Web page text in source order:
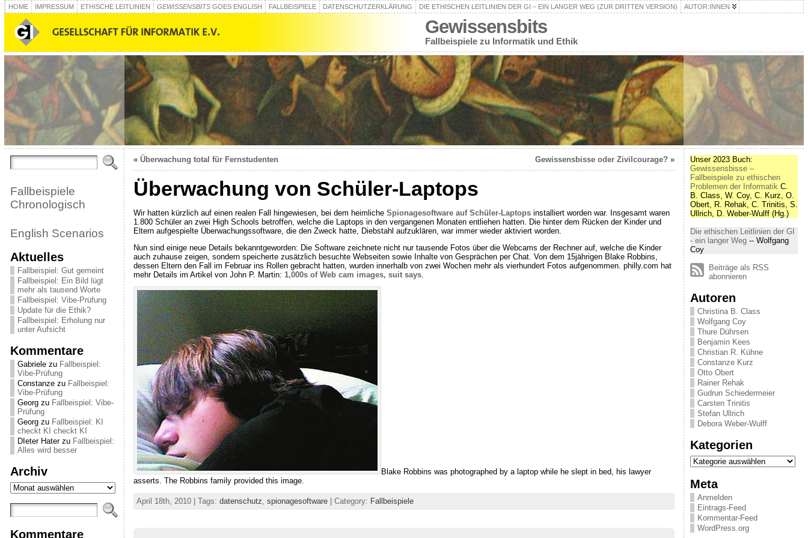
HOME IMPRESSUM ETHISCHE LEITLINIEN GEWISSENSBITSGOES ENGLISH FALLBEISPIELE DATENSCHUTZERKLÄRUNG DIE ETHISCHEN LEITLINIEN DER GI – EIN LANGER WEG (ZUR DRITTEN VERSION) AUTOR:INNEN
Gewissensbits
Fallbeispiele zu Informatik und Ethik
Fallbeispiele
Chronologisch
English Scenarios
Aktuelles
Fallbeispiel: Gut gemeint
Fallbeispiel: Ein Bild lügt
mehr als tausend Worte
Fallbeispiel: Vibe-Prüfung
Update für die Ethik?
Fallbeispiel: Erholung nur
unter Aufsicht
Kommentare
Gabrielezu Fallbeispiel:
Vibe-Prüfung
Constanzezu Fallbeispiel:
Vibe-Prüfung
Georgzu Fallbeispiel: Vibe-
Prüfung
Georgzu Fallbeispiel: KI
checkt KI checkt KI
DIeter Haterzu Fallbeispiel:
Alles wird besser
Archiv
Archiv
Kommentare
« Überwachung total für Fernstudenten Gewissensbisse oder Zivilcourage? »
Überwachung von Schüler-Laptops
Wir hatten kürzlich auf einen realen Fall hingewiesen, bei dem heimliche Spionagesoftware auf Schüler-Laptopsinstalliert worden war. Insgesamt waren
1.800 Schüler an zwei High Schools betroffen, welche die Laptops in den vergangenen Monaten entliehen hatten. Die hinter dem Rücken der Kinder und
Eltern aufgespielte Überwachungssoftware, die den Zweck hatte, Diebstahl aufzuklären, war immer wieder aktiviert worden.
Nun sind einige neue Details bekanntgeworden: Die Software zeichnete nicht nur tausende Fotos über die Webcams der Rechner auf, welche die Kinder
auch zuhause zeigen, sondern speicherte zusätzlich besuchte Webseiten sowie Inhalte von Gesprächen per Chat. Von dem 15jährigen Blake Robbins,
dessen Eltern den Fall im Februar ins Rollen gebracht hatten, wurden innerhalb von zwei Wochen mehr als vierhundert Fotos aufgenommen. philly.com hat
mehr Details im Artikel von John P. Martin: 1,000s of Web cam images, suit says.
Blake Robbins was photographed by a laptop while he slept in bed, his lawyer
asserts. The Robbins family provided this image.
April 18th, 2010 | Tags: datenschutz, spionagesoftware| Category: Fallbeispiele
Unser 2023 Buch:
Gewissensbisse –
Fallbeispiele zu ethischen
Problemen der InformatikC.
B. Class, W. Coy, C. Kurz, O.
Obert, R. Rehak, C. Trinitis, S.
Ullrich, D. Weber-Wulff (Hg.)
Die ethischen Leitlinien der GI
- ein langer Weg-- Wolfgang
Coy
Beiträge als RSS
abonnieren
Autoren
Christina B. Class
Wolfgang Coy
Thure Dührsen
Benjamin Kees
Christian R. Kühne
Constanze Kurz
Otto Obert
Rainer Rehak
Gudrun Schiedermeier
Carsten Trinitis
Stefan Ullrich
Debora Weber-Wulff
Kategorien
Kategorien
Meta
Anmelden
Eintrags-Feed
Kommentar-Feed
WordPress.org